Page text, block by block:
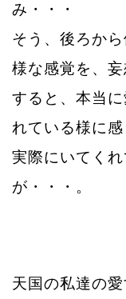
み・・・
そう、後ろか
様な感覚を、妄
すると、本当
れている様に感
実際にいてく
が・・・。
天国の私達の